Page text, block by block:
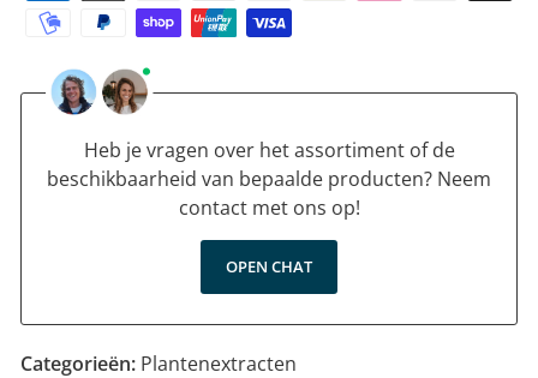
Heb je vragen over het assortiment of de
beschikbaarheid van bepaalde producten? Neem
contact met ons op!
OPEN CHAT
Categorieën: Plantenextracten